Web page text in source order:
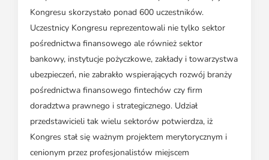
Kongresu skorzystało ponad 600 uczestników.
Uczestnicy Kongresu reprezentowali nie tylko sektor
pośrednictwa finansowego ale również sektor
bankowy, instytucje pożyczkowe, zakłady i towarzystwa
ubezpieczeń, nie zabrakło wspierających rozwój branży
pośrednictwa finansowego fintechów czy firm
doradztwa prawnego i strategicznego. Udział
przedstawicieli tak wielu sektorów potwierdza, iż
Kongres stał się ważnym projektem merytorycznym i
cenionym przez profesjonalistów miejscem